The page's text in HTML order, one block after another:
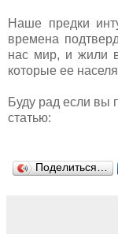
Наше предки
времена
нас мир, и жили
которые ее
Буду рад если вы
статью:
Поделиться…